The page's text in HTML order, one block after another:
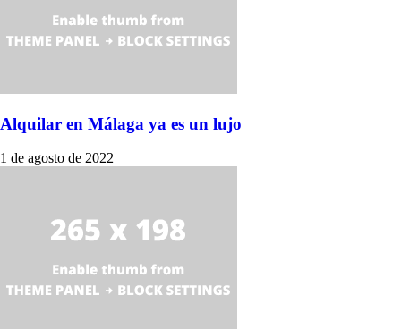
Alquilar en Málaga ya es un lujo
1 de agosto de 2022